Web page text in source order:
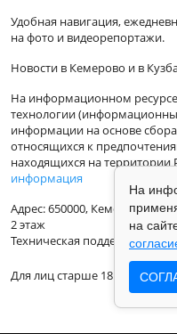
Удобная навигация,
на фото и видеорепортажи.
Новости в Кемерово и в
На информационном
технологии
информации на основе
относящихся к
находящихся на
информация
Адрес: 650000, Кемеровская
2 этаж
Техническая поддержка:
Для лиц старше 18 лет.
На
на